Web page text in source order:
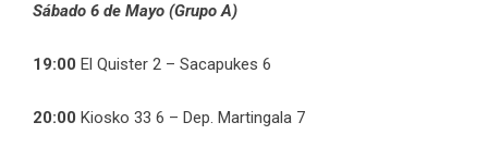
Sábado 6 de Mayo (Grupo A)
19:00 El Quister 2 – Sacapukes 6
20:00 Kiosko 33 6 – Dep. Martingala 7